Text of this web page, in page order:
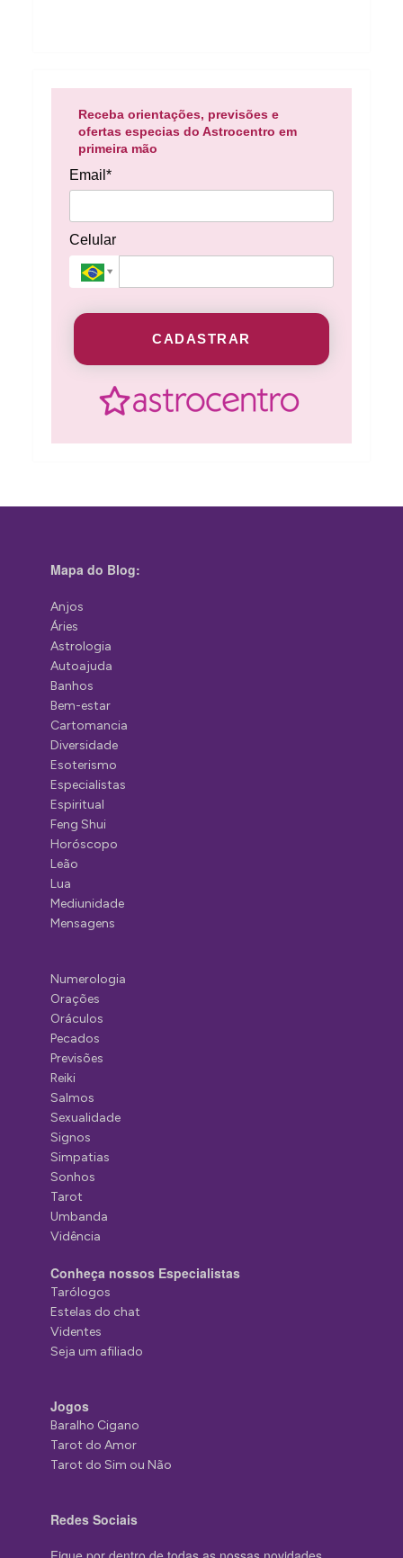
Receba orientações, previsões e
ofertas especias do Astrocentro em
primeira mão
Email*
Celular
CADASTRAR
Mapa do Blog:
Anjos
Áries
Astrologia
Autoajuda
Banhos
Bem-estar
Cartomancia
Diversidade
Esoterismo
Especialistas
Espiritual
Feng Shui
Horóscopo
Leão
Lua
Mediunidade
Mensagens
Numerologia
Orações
Oráculos
Pecados
Previsões
Reiki
Salmos
Sexualidade
Signos
Simpatias
Sonhos
Tarot
Umbanda
Vidência
Conheça nossos Especialistas
Tarólogos
Estelas do chat
Videntes
Seja um afiliado
Jogos
Baralho Cigano
Tarot do Amor
Tarot do Sim ou Não
Redes Sociais